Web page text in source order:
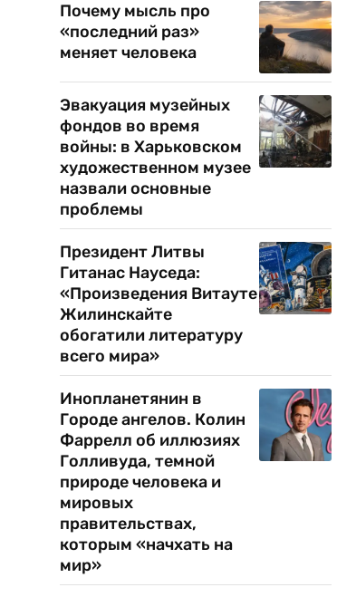
Почему мысль про
«последний раз»
меняет человека
Эвакуация музейных
фондов во время
войны: в Харьковском
художественном музее
назвали основные
проблемы
Президент Литвы
Гитанас Науседа:
«Произведения Витауте
Жилинскайте
обогатили литературу
всего мира»
Инопланетянин в
Городе ангелов. Колин
Фаррелл об иллюзиях
Голливуда, темной
природе человека и
мировых
правительствах,
которым «начхать на
мир»